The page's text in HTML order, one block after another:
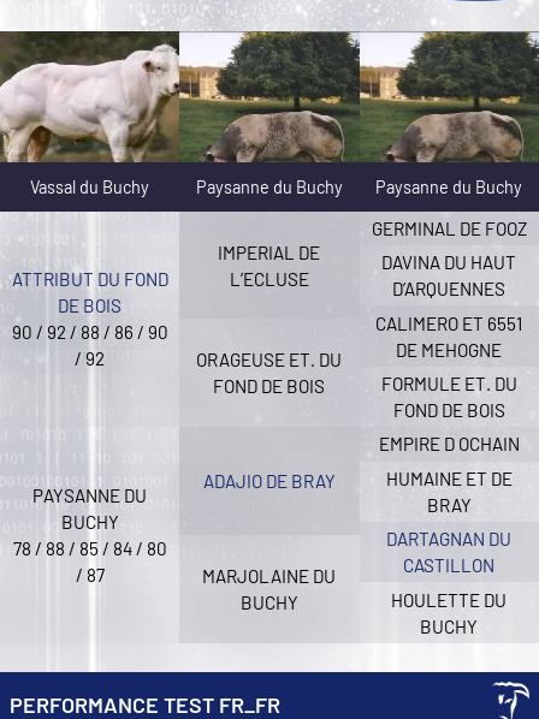
Vassal du Buchy Paysanne du Buchy Paysanne du Buchy
ATTRIBUT DU FOND
DE BOIS
90 / 92 / 88 / 86 / 90
/ 92
IMPERIAL DE
L’ECLUSE
ORAGEUSE ET. DU
FOND DE BOIS
GERMINAL DE FOOZ
DAVINA DU HAUT
D’ARQUENNES
CALIMERO ET 6551
DE MEHOGNE
FORMULE ET. DU
FOND DE BOIS
PAYSANNE DU
BUCHY
78 / 88 / 85 / 84 / 80
/ 87
ADAJIO DE BRAY
MARJOLAINE DU
BUCHY
EMPIRE D OCHAIN
HUMAINE ET DE
BRAY
DARTAGNAN DU
CASTILLON
HOULETTE DU
BUCHY
PERFORMANCE TEST FR_FR